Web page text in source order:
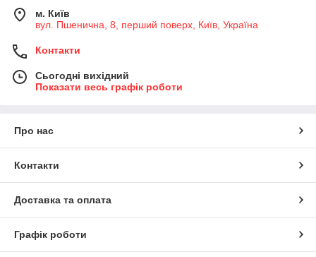
м. Київ
вул. Пшенична, 8, перший поверх, Київ, Україна
Контакти
Сьогодні вихідний
Показати весь графік роботи
Про нас
Контакти
Доставка та оплата
Графік роботи